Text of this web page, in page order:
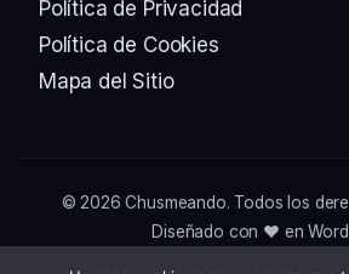
Política de Privacidad
Política de Cookies
Mapa del Sitio
© 2026Chusmeando. Todos los
Diseñado con ❤️ en